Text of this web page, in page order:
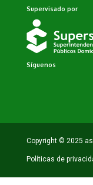
Supervisado por
Síguenos
Copyright © 2025
Políticas de